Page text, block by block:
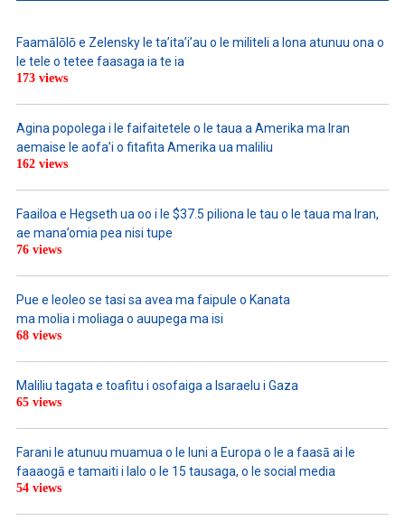
Faamālōlō e Zelensky le ta’ita’i’au o le militeli a lona atunuu ona o
le tele o tetee faasaga ia te ia
173 views
Agina popolega i le faifaitetele o le taua a Amerika ma Iran
aemaise le aofa’i o fitafita Amerika ua maliliu
162 views
Faailoa e Hegseth ua oo i le $37.5 piliona le tau o le taua ma Iran,
ae mana’omia pea nisi tupe
76 views
Pue e leoleo se tasi sa avea ma faipule o Kanata
ma molia i moliaga o auupega ma isi
68 views
Maliliu tagata e toafitu i osofaiga a Isaraelu i Gaza
65 views
Farani le atunuu muamua o le Iuni a Europa o le a faasā ai le
faaaogā e tamaiti i lalo o le 15 tausaga, o le social media
54 views